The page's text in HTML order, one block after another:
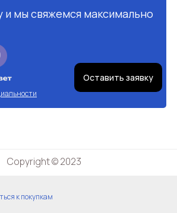
и мы свяжемся максимально
Оставить заявку
Copyright © 2023
к покупкам